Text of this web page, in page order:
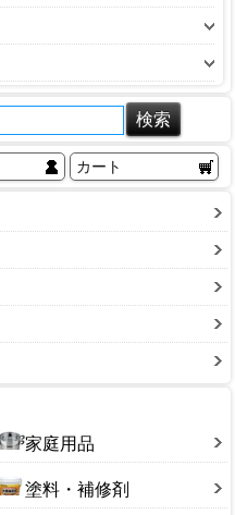
カート
家庭用品
塗料・補修剤